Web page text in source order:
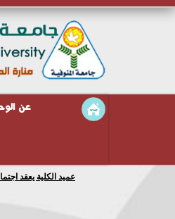
عن
عميد الكلية يعقد